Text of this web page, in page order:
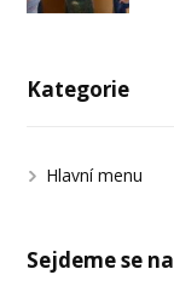
Kategorie
Hlavní menu
Sejdeme se